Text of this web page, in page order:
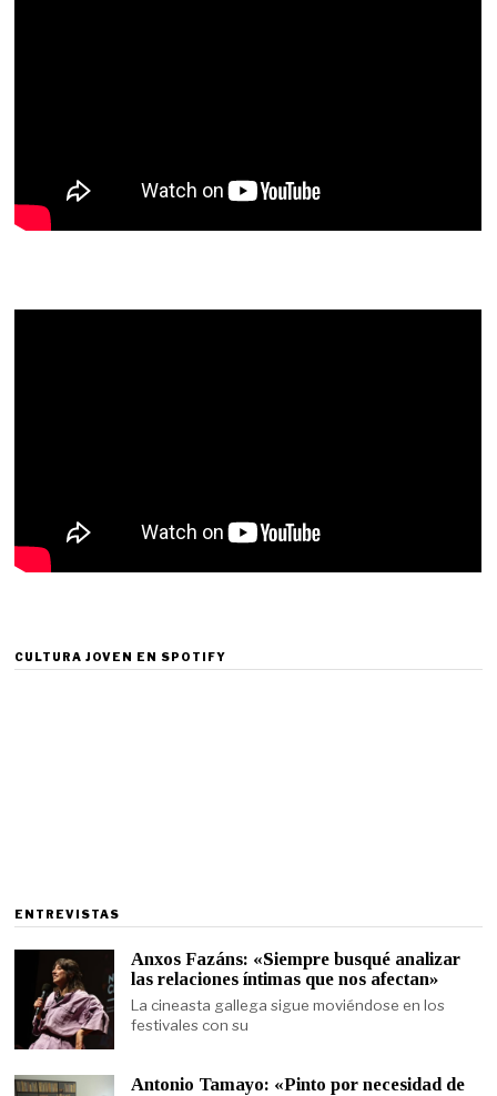
CULTURA JOVEN EN SPOTIFY
ENTREVISTAS
Anxos Fazáns: «Siempre busqué analizar
las relaciones íntimas que nos afectan»
La cineasta gallega sigue moviéndose en los
festivales con su
Antonio Tamayo: «Pinto por necesidad de